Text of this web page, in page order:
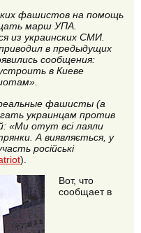
фашистов на помощь
марш УПА.
из украинских СМИ.
в предыдущих
сообщения:
в Киеве
фашисты (а
украинцам против
«Ми отут всі лаяли
А виявляється, у
російські
).
Вот, что
сообщает в